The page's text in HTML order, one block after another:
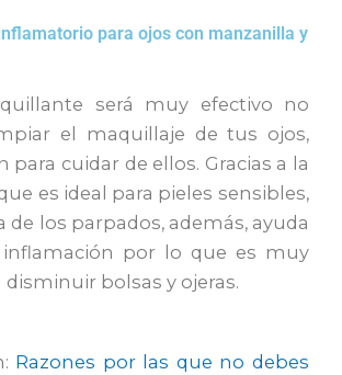
para ojos con manzanilla y
será muy efectivo no
el maquillaje de tus ojos,
para cuidar de ellos. Gracias a la
es ideal para pieles sensibles,
de los parpados, además, ayuda
por lo que es muy
disminuir bolsas y ojeras.
Razones por las que no debes